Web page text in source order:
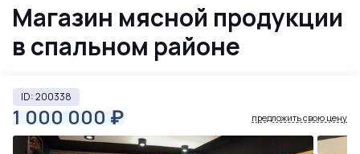
Магазин мясной продукции
в спальном районе
ID: 200338
1 000 000 ₽ предложить свою цену